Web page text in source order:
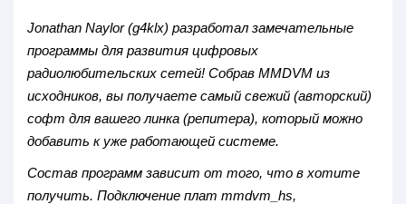
Jonathan Naylor (g4klx) разработал замечательные
программы для развития цифровых
радиолюбительских сетей! Собрав MMDVM из
исходников, вы получаете самый свежий (авторский)
софт для вашего линка (репитера), который можно
добавить к уже работающей системе.
Состав программ зависит от того, что в хотите
получить. Подключение плат mmdvm_hs,